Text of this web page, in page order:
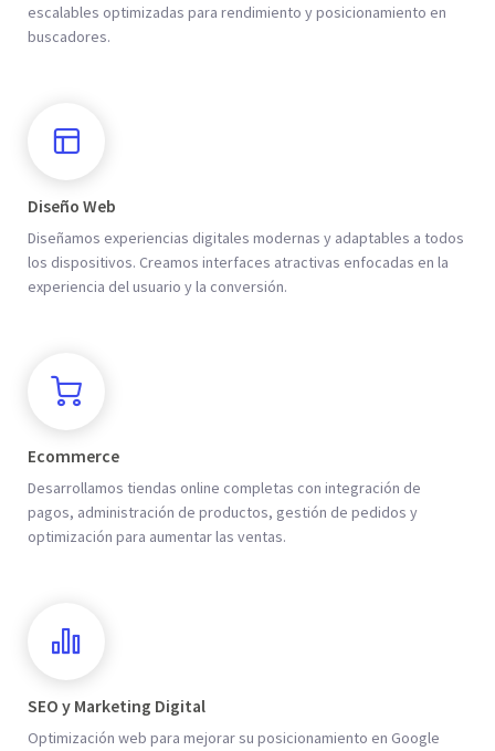
escalables optimizadas para rendimiento y posicionamiento en
buscadores.
Diseño Web
Diseñamos experiencias digitales modernas y adaptables a todos
los dispositivos. Creamos interfaces atractivas enfocadas en la
experiencia del usuario y la conversión.
Ecommerce
Desarrollamos tiendas online completas con integración de
pagos, administración de productos, gestión de pedidos y
optimización para aumentar las ventas.
SEO y Marketing Digital
Optimización web para mejorar su posicionamiento en Google